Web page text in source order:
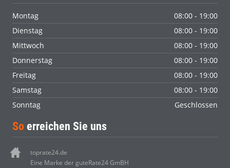
Montag
08:00 - 19:00
Dienstag
08:00 - 19:00
Mittwoch
08:00 - 19:00
Donnerstag
08:00 - 19:00
Freitag
08:00 - 19:00
Samstag
08:00 - 19:00
Sonntag
Geschlossen
So erreichen Sie uns
toprate24.de
Eine Marke der guteRate24 GmBH